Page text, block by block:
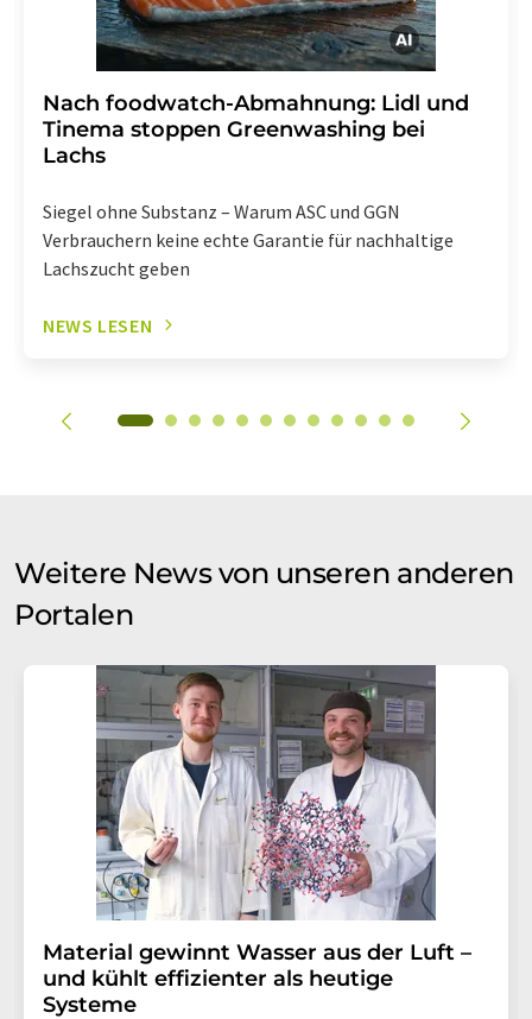
Nach foodwatch-Abmahnung: Lidl und
Tinema stoppen Greenwashing bei
Lachs
Siegel ohne Substanz – Warum ASC und GGN
Verbrauchern keine echte Garantie für nachhaltige
Lachszucht geben
NEWS LESEN
Weitere News von unseren anderen
Portalen
Material gewinnt Wasser aus der Luft –
und kühlt effizienter als heutige
Systeme